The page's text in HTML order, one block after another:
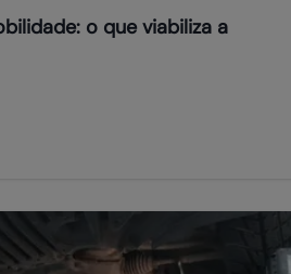
o que viabiliza a